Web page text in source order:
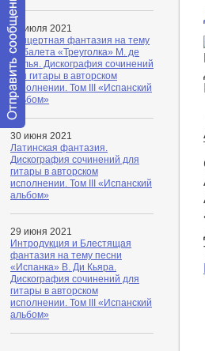
02 июля 2021
Концертная фантазия на тему
из балета «Треуголка» М. де
Фалья. Дискография сочинений
для гитары в авторском
исполнении. Том III «Испанский
альбом»
30 июня 2021
Латинская фантазия.
Дискография сочинений для
гитары в авторском
исполнении. Том III «Испанский
альбом»
29 июня 2021
Интродукция и Блестящая
фантазия на тему песни
«Испанка» В. Ди Кьяра.
Дискография сочинений для
гитары в авторском
исполнении. Том III «Испанский
альбом»
Отправить
сообщение
модератору